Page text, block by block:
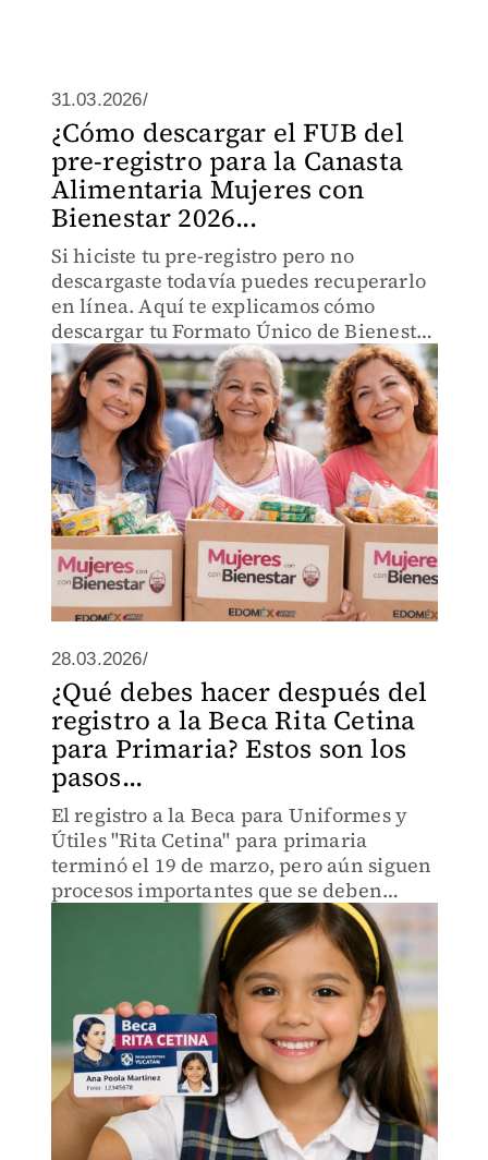
31.03.2026/
¿Cómo descargar el FUB del
pre-registro para la Canasta
Alimentaria Mujeres con
Bienestar 2026...
Si hiciste tu pre-registro pero no
descargaste todavía puedes recuperarlo
en línea. Aquí te explicamos cómo
descargar tu Formato Único de Bienestar
(FUB), paso a paso y qué necesitas para
no quedarte fuera del apoyo.
28.03.2026/
¿Qué debes hacer después del
registro a la Beca Rita Cetina
para Primaria? Estos son los
pasos...
El registro a la Beca para Uniformes y
Útiles "Rita Cetina" para primaria
terminó el 19 de marzo, pero aún siguen
procesos importantes que se deben